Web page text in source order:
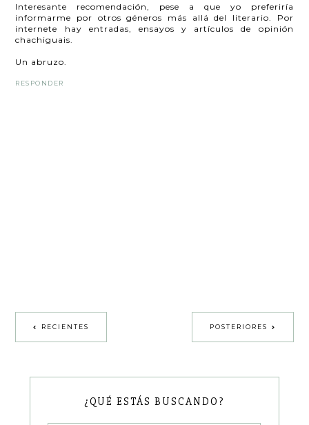
Interesante recomendación, pese a que yo preferiría
informarme por otros géneros más allá del literario. Por
internete hay entradas, ensayos y artículos de opinión
chachiguais.
Un abruzo.
RESPONDER
RECIENTES POSTERIORES
¿QUÉ ESTÁS BUSCANDO?